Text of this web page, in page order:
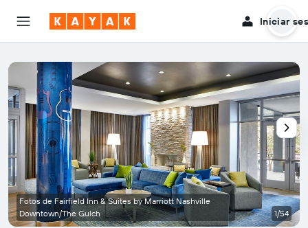
Iniciar
Fotos de Fairfield Inn & Suites by Marriott Nashville
Downtown/The Gulch
1/54